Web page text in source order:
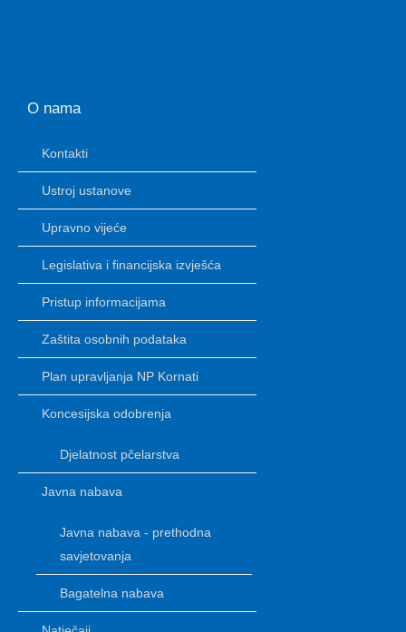
O nama
Kontakti
Ustroj ustanove
Upravno vijeće
Legislativa i financijska izvješća
Pristup informacijama
Zaštita osobnih podataka
Plan upravljanja NP Kornati
Koncesijska odobrenja
Djelatnost pčelarstva
Javna nabava
Javna nabava - prethodna
savjetovanja
Bagatelna nabava